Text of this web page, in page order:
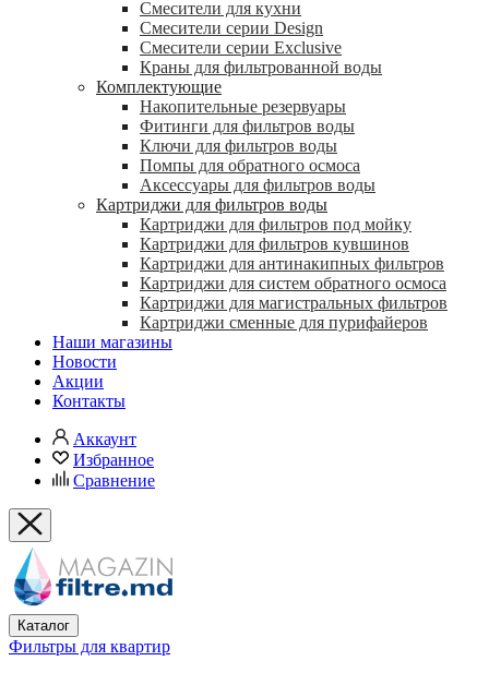
Смесители для кухни
Смесители серии Design
Смесители серии Exclusive
Краны для фильтрованной воды
Комплектующие
Накопительные резервуары
Фитинги для фильтров воды
Ключи для фильтров воды
Помпы для обратного осмоса
Аксессуары для фильтров воды
Картриджи для фильтров воды
Картриджи для фильтров под мойку
Картриджи для фильтров кувшинов
Картриджи для антинакипных фильтров
Картриджи для систем обратного осмоса
Картриджи для магистральных фильтров
Картриджи сменные для пурифайеров
Наши магазины
Новости
Акции
Контакты
Аккаунт
Избранное
Сравнение
Каталог
Фильтры для квартир